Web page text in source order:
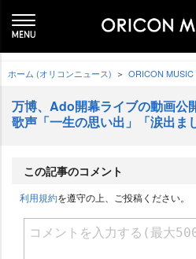
ホーム (オリコンニュース) ORICON MUSIC
万博、Ado開幕ライブの動画公
歌声「一生の思い出」「涙出ま
この記事のコメント
利用規約を遵守の上、ご投稿ください。